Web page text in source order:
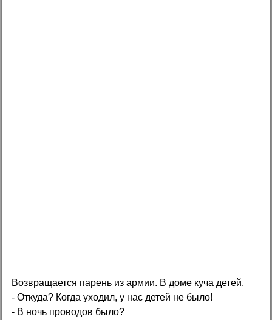
Возвращается парень из армии. В доме куча детей.
- Откуда? Когда уходил, у нас детей не было!
- В ночь проводов было?